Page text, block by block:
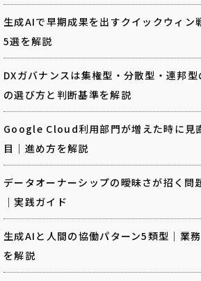
生成AIで早期成果を出すクイックウィン
5選を解説
DXガバナンスは集権型・分散型・連邦
の選び方と判断基準を解説
Google Cloud利用部門が増えた時に見
目｜進め方を解説
データオーナーシップの曖昧さが招く問
｜実践ガイド
生成AIと人間の協働パターン5類型｜業
を解説